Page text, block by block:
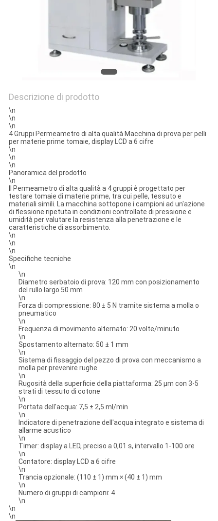
Descrizione di prodotto
\n
\n
\n
4 Gruppi Permeametro di alta qualità Macchina di prova per pelli
per materie prime tomaie, display LCD a 6 cifre
\n
\n
\n
Panoramica del prodotto
\n
Il Permeametro di alta qualità a 4 gruppi è progettato per
testare tomaie di materie prime, tra cui pelle, tessuto e
materiali simili. La macchina sottopone i campioni ad un'azione
di flessione ripetuta in condizioni controllate di pressione e
umidità per valutare la resistenza alla penetrazione e le
caratteristiche di assorbimento.
\n
\n
\n
Specifiche tecniche
\n
\n
Diametro serbatoio di prova: 120 mm con posizionamento
del rullo largo 50 mm
\n
Forza di compressione: 80 ± 5 N tramite sistema a molla o
pneumatico
\n
Frequenza di movimento alternato: 20 volte/minuto
\n
Spostamento alternato: 50 ± 1 mm
\n
Sistema di fissaggio del pezzo di prova con meccanismo a
molla per prevenire rughe
\n
Rugosità della superficie della piattaforma: 25 µm con 3-5
strati di tessuto di cotone
\n
Portata dell'acqua: 7,5 ± 2,5 ml/min
\n
Indicatore di penetrazione dell'acqua integrato e sistema di
allarme acustico
\n
Timer: display a LED, preciso a 0,01 s, intervallo 1-100 ore
\n
Contatore: display LCD a 6 cifre
\n
Trancia opzionale: (110 ± 1) mm × (40 ± 1) mm
\n
Numero di gruppi di campioni: 4
\n
\n
\n